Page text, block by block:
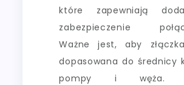
które zapewniają
zabezpieczenie
Ważne jest, aby
dopasowana do średnicy
pompy i węża.